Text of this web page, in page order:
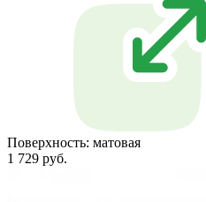
Поверхность: матовая
1 729 руб.